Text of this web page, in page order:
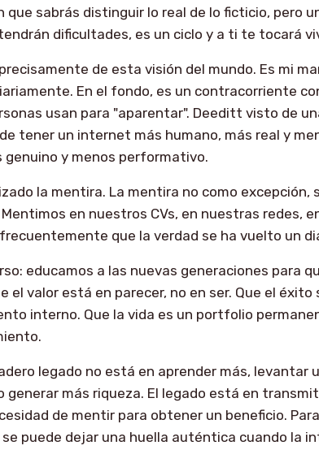
que sabrás distinguir lo real de lo ficticio, pero
dificultades, es un ciclo y a ti te tocará
de esta visión del mundo. Es mi
En el fondo, es un contracorriente
usan para "aparentar". Deeditt visto de
tener un internet más humano, más real y
genuino y menos performativo.
la mentira. La mentira no como excepción,
en nuestros CVs, en nuestras redes,
que la verdad se ha vuelto un
educamos a las nuevas generaciones para
el valor está en parecer, no en ser. Que el
interno. Que la vida es un portfolio
legado no está en aprender más, levantar
generar más riqueza. El legado está en
de mentir para obtener un beneficio.
puede dejar una huella auténtica cuando la